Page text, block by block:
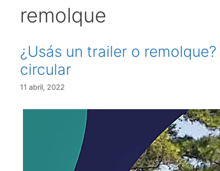
remolque
¿Usás un trailer o
circular
11 abril, 2022